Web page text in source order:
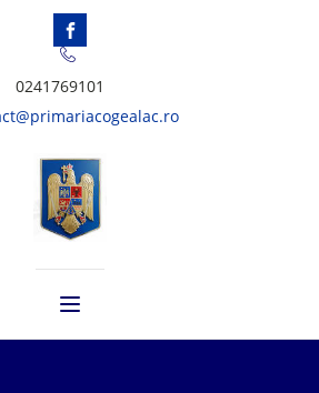
0241769101